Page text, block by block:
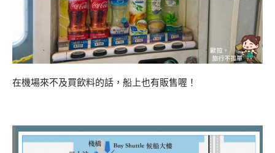
在機場來不及買飲料的話，船上也有販售喔！